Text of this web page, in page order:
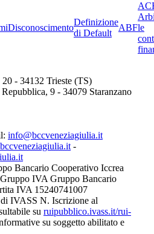
Disconoscimento
Definizione
di Default
ABFle
- 34132 Trieste (TS)
9 - 34079 Staranzano
info@bccveneziagiulia.it
-
Bancario Cooperativo Iccrea
IVA Gruppo Bancario
IVA 15240741007
IVASS N. Iscrizione al
su ruipubblico.ivass.it/rui-
su soggetto abilitato e